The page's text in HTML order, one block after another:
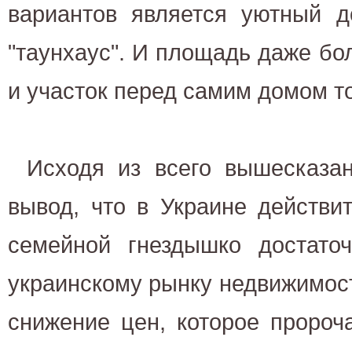
вариантов является уютный
"таунхаус". И площадь даже
и участок перед самим домом
Исходя из всего
вывод, что в Украине
семейной гнездышко
украинскому рынку
снижение цен, которое